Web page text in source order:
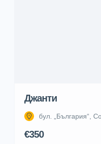
Джанти
бул. „България“,
€350